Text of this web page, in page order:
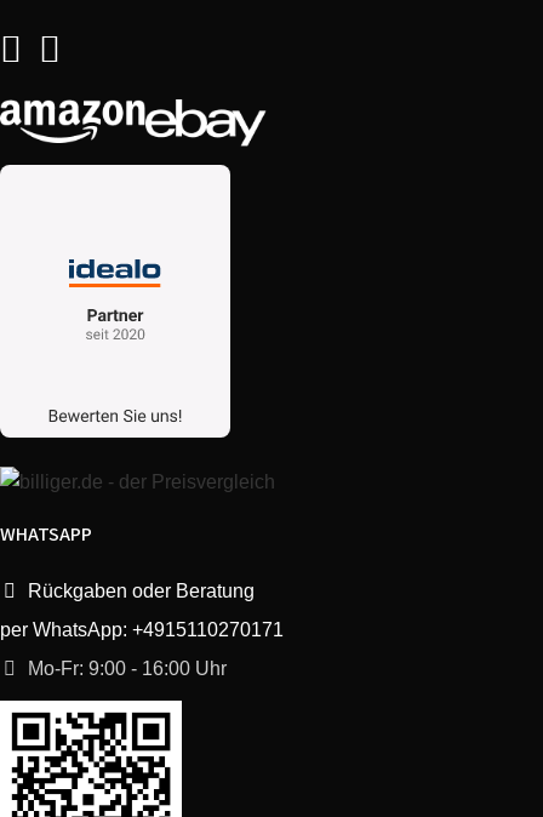
WHATSAPP
Rückgaben oder Beratung
per WhatsApp: +4915110270171
Mo-Fr: 9:00 - 16:00 Uhr